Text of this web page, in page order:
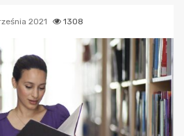
2021 1308